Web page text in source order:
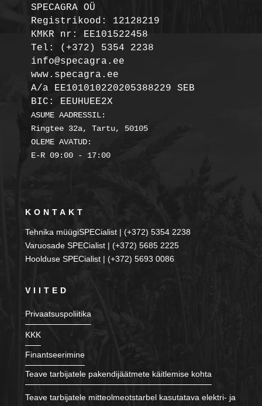
SPECAGRA OÜ
Registrikood: 12128219
KMKR nr: EE101522458
Tel: (+372) 5354 2238
info@specagra.ee
A/a EE101010220205388229 SEB
BIC: EEUHUEE2X
ASUME AADRESSIL:
Ringtee 32a, Tartu, 50105
OLEME AVATUD:
E-R 09:00 - 17:00
KONTAKT
Tehnika müügiSPECialist | (+372) 5354 2238
Varuosade SPECialist | (+372) 5685 2225
Hoolduse SPECialist | (+372) 5693 0086
VIITED
Privaatsuspoliitika
KKK
Finantseerimine
Teave tarbijatele pakendijäätmete käitlemise kohta
Teave tarbijatele mitteolmeotstarbel kasutatava elektri- ja